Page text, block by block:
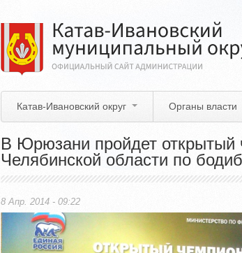
Катав-Ивановский округ Органы власти
В Юрюзани пройдет открытый
Челябинской области по
8 Апр. 2014 - 09:22